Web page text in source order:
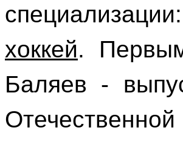
хоккей.
Баляев -